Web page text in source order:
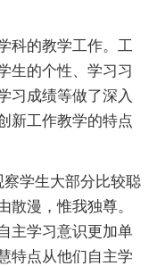
的教学工作。工
生的个性、学习习
习成绩等做了深入
新工作教学的特点
学生大部分比较聪
散漫，惟我独尊。
主学习意识更加单
特点从他们自主学